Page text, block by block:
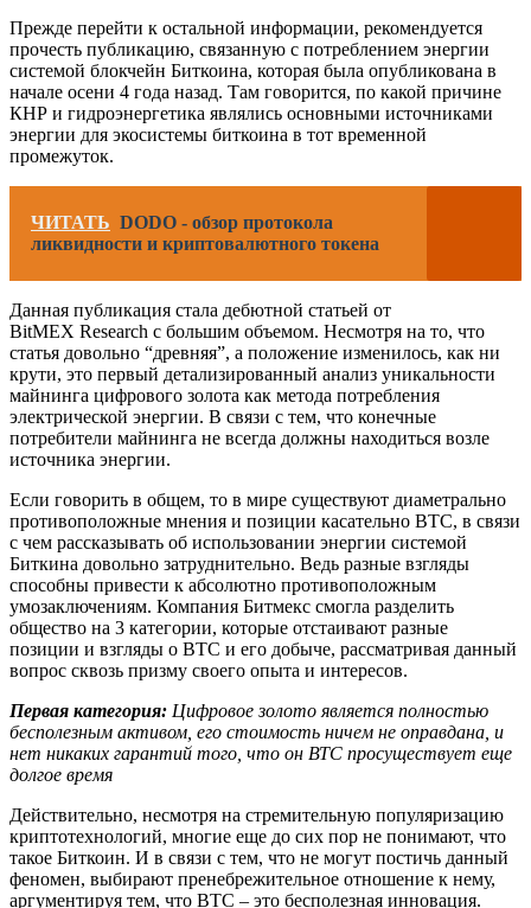
Прежде перейти к остальной информации, рекомендуется
прочесть публикацию, связанную с потреблением энергии
системой блокчейн Биткоина, которая была опубликована в
начале осени 4 года назад. Там говорится, по какой причине
КНР и гидроэнергетика являлись основными источниками
энергии для экосистемы биткоина в тот временной
промежуток.
ЧИТАТЬ DODO - обзор протокола
ликвидности и криптовалютного токена
Данная публикация стала дебютной статьей от
BitMEX Research с большим объемом. Несмотря на то, что
статья довольно “древняя”, а положение изменилось, как ни
крути, это первый детализированный анализ уникальности
майнинга цифрового золота как метода потребления
электрической энергии. В связи с тем, что конечные
потребители майнинга не всегда должны находиться возле
источника энергии.
Если говорить в общем, то в мире существуют диаметрально
противоположные мнения и позиции касательно ВТС, в связи
с чем рассказывать об использовании энергии системой
Биткина довольно затруднительно. Ведь разные взгляды
способны привести к абсолютно противоположным
умозаключениям. Компания Битмекс смогла разделить
общество на 3 категории, которые отстаивают разные
позиции и взгляды о ВТС и его добыче, рассматривая данный
вопрос сквозь призму своего опыта и интересов.
Первая категория: Цифровое золото является полностью
бесполезным активом, его стоимость ничем не оправдана, и
нет никаких гарантий того, что он ВТС просуществует еще
долгое время
Действительно, несмотря на стремительную популяризацию
криптотехнологий, многие еще до сих пор не понимают, что
такое Биткоин. И в связи с тем, что не могут постичь данный
феномен, выбирают пренебрежительное отношение к нему,
аргументируя тем, что ВТС – это бесполезная инновация.